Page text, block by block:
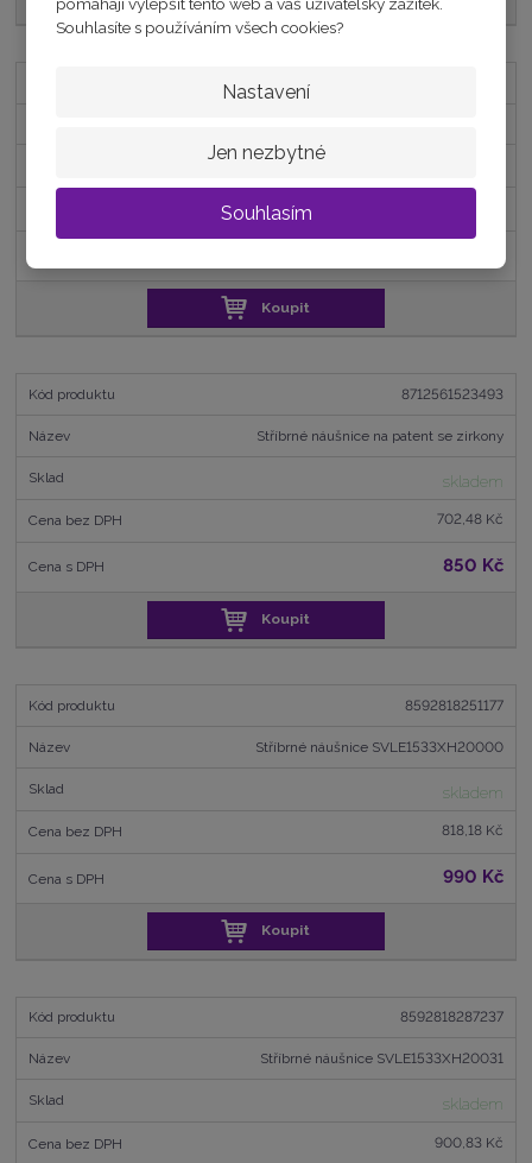
pomáhají vylepšit tento web a váš uživatelský zážitek.
Souhlasíte s používáním všech cookies?
Nastavení
Jen nezbytné
Souhlasím
Koupit
8712561523493
Stříbrné náušnice na patent se zirkony
skladem
702,48 Kč
850 Kč
Koupit
8592818251177
Stříbrné náušnice SVLE1533XH20000
skladem
818,18 Kč
990 Kč
Koupit
8592818287237
Stříbrné náušnice SVLE1533XH20031
skladem
900,83 Kč